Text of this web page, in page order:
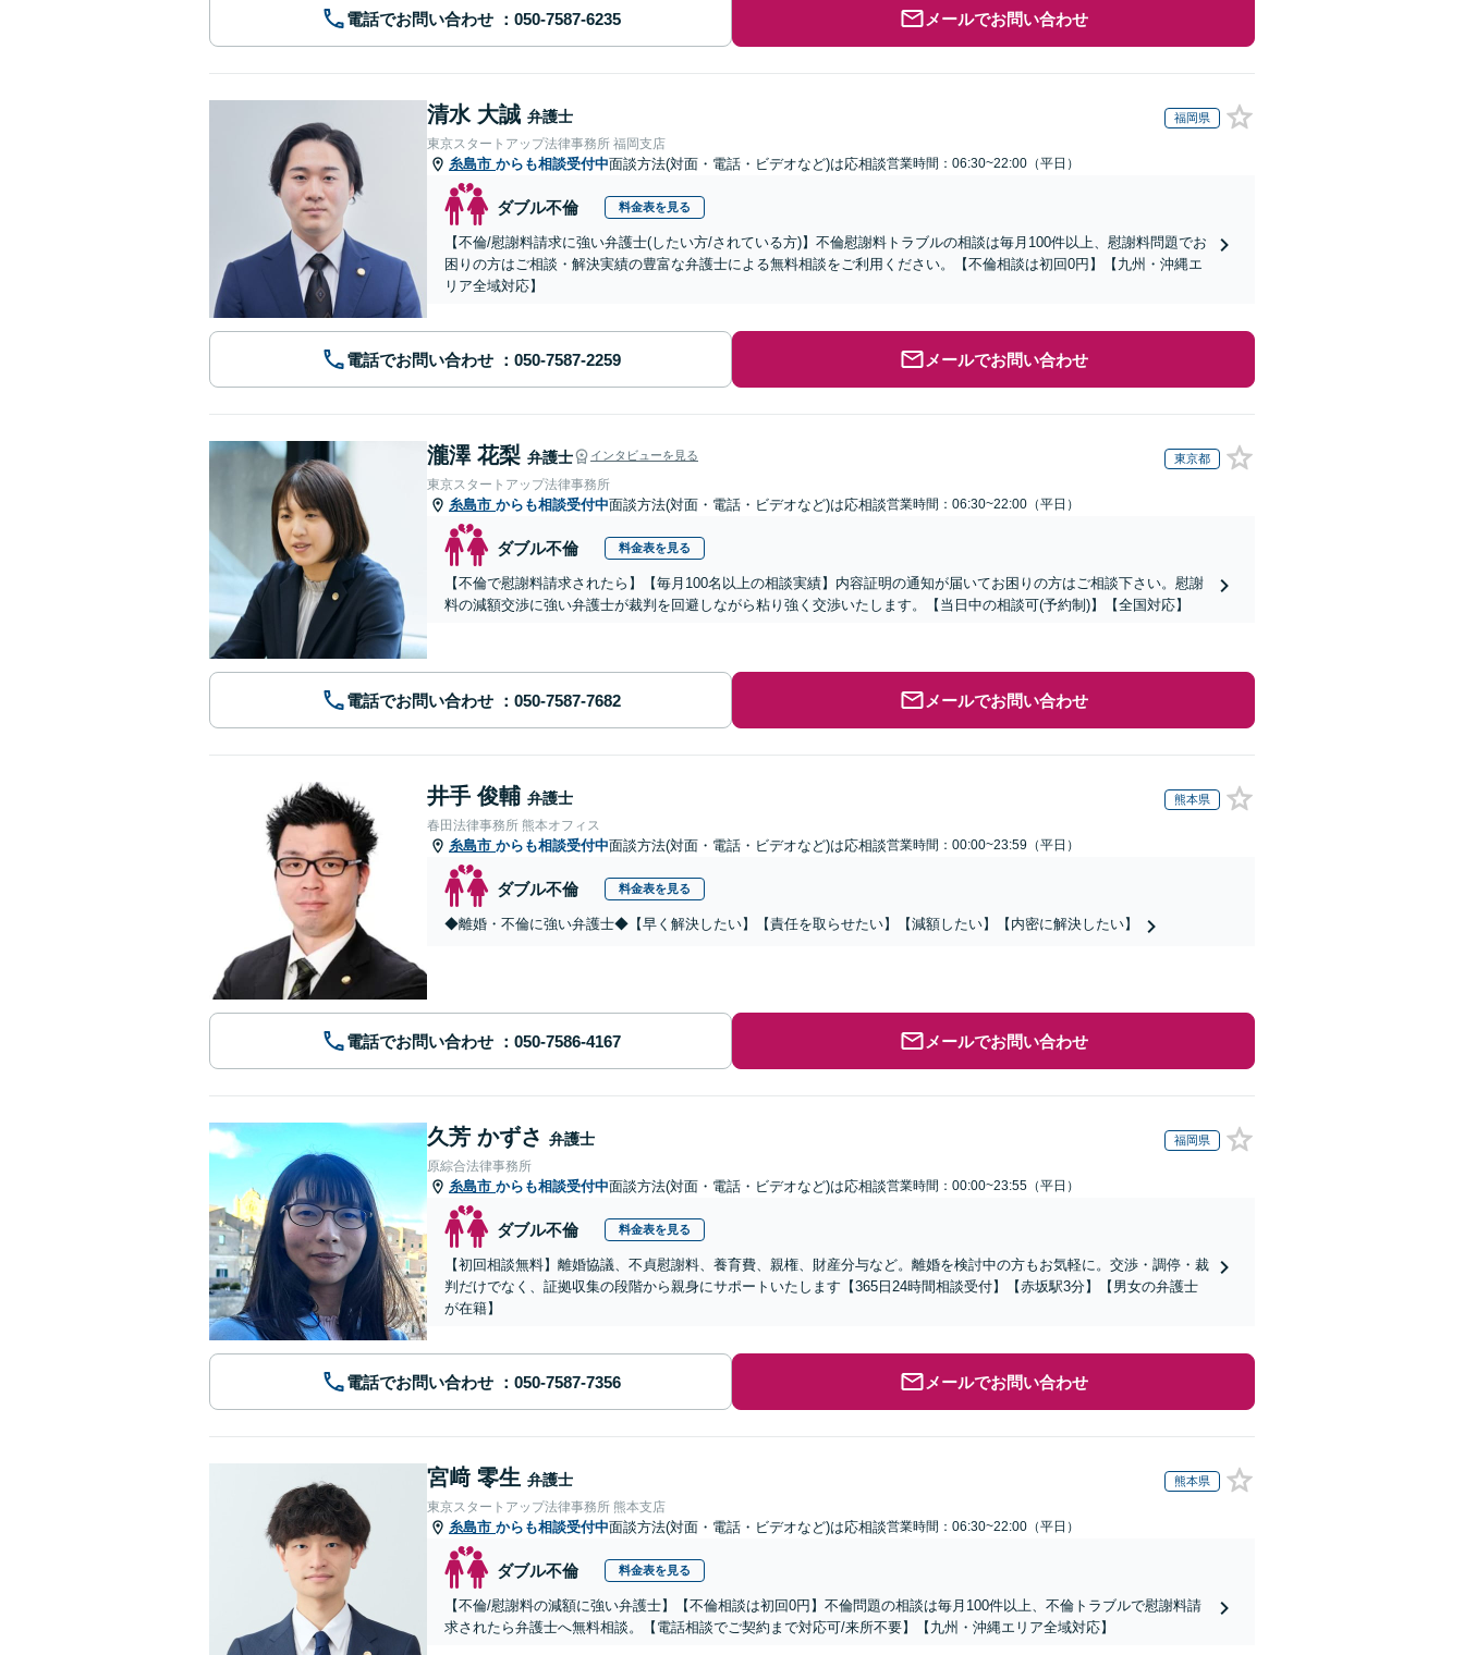
電話でお問い合わせ メールでお問い合わせ
清水 大誠 弁護士 福岡県
東京スタートアップ法律事務所 福岡支店
糸島市 からも相談受付中面談方法(対面・電話・ビデオなど)は応相談営業時間：06:30~22:00（平日）
ダブル不倫 料金表を見る
【不倫/慰謝料請求に強い弁護士(したい方/されている方)】不倫慰謝料トラブルの相談は毎月100件以上、慰謝料問題でお
困りの方はご相談・解決実績の豊富な弁護士による無料相談をご利用ください。【不倫相談は初回0円】【九州・沖縄エ
リア全域対応】
電話でお問い合わせ メールでお問い合わせ
瀧澤 花梨 弁護士 インタビューを見る 東京都
東京スタートアップ法律事務所
糸島市 からも相談受付中面談方法(対面・電話・ビデオなど)は応相談営業時間：06:30~22:00（平日）
ダブル不倫 料金表を見る
【不倫で慰謝料請求されたら】【毎月100名以上の相談実績】内容証明の通知が届いてお困りの方はご相談下さい。慰謝
料の減額交渉に強い弁護士が裁判を回避しながら粘り強く交渉いたします。【当日中の相談可(予約制)】【全国対応】
電話でお問い合わせ メールでお問い合わせ
井手 俊輔 弁護士 熊本県
春田法律事務所 熊本オフィス
糸島市 からも相談受付中面談方法(対面・電話・ビデオなど)は応相談営業時間：00:00~23:59（平日）
ダブル不倫 料金表を見る
◆離婚・不倫に強い弁護士◆【早く解決したい】【責任を取らせたい】【減額したい】【内密に解決したい】
電話でお問い合わせ メールでお問い合わせ
久芳 かずさ 弁護士 福岡県
原綜合法律事務所
糸島市 からも相談受付中面談方法(対面・電話・ビデオなど)は応相談営業時間：00:00~23:55（平日）
ダブル不倫 料金表を見る
【初回相談無料】離婚協議、不貞慰謝料、養育費、親権、財産分与など。離婚を検討中の方もお気軽に。交渉・調停・裁
判だけでなく、証拠収集の段階から親身にサポートいたします【365日24時間相談受付】【赤坂駅3分】【男女の弁護士
が在籍】
電話でお問い合わせ メールでお問い合わせ
宮﨑 零生 弁護士 熊本県
東京スタートアップ法律事務所 熊本支店
糸島市 からも相談受付中面談方法(対面・電話・ビデオなど)は応相談営業時間：06:30~22:00（平日）
ダブル不倫 料金表を見る
【不倫/慰謝料の減額に強い弁護士】【不倫相談は初回0円】不倫問題の相談は毎月100件以上、不倫トラブルで慰謝料請
求されたら弁護士へ無料相談。【電話相談でご契約まで対応可/来所不要】【九州・沖縄エリア全域対応】